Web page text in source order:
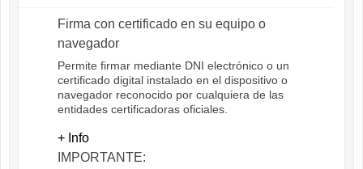
Firma con certificado en su equipo o
navegador
Permite firmar mediante DNI electrónico o un
certificado digital instalado en el dispositivo o
navegador reconocido por cualquiera de las
entidades certificadoras oficiales.
+ Info
IMPORTANTE: